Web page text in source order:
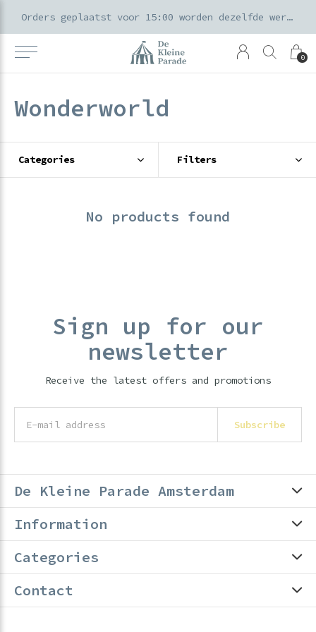
0
Orders geplaatst voor 15:00 worden dezelfde werkdag verzonden
Wonderworld
Categories Filters
No products found
Sign up for our
newsletter
Receive the latest offers and promotions
Subscribe
De Kleine Parade Amsterdam
Information
Categories
Contact